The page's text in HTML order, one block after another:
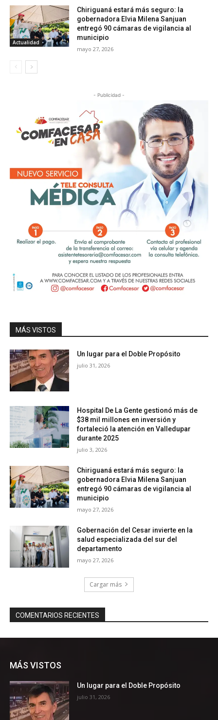
MÁS VISTOS
Un lugar para el Doble Propósito
julio 31, 2026